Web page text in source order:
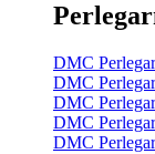
DMC
DMC
DMC
DMC
DMC